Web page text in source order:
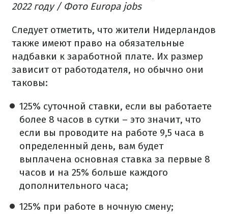
2022 году / Фото Europa jobs
Следует отметить, что жители Нидерландов
также имеют право на обязательные
надбавки к заработной плате. Их размер
зависит от работодателя, но обычно они
таковы:
125% суточной ставки, если вы работаете
более 8 часов в сутки – это значит, что
если вы проводите на работе 9,5 часа в
определенный день, вам будет
выплачена основная ставка за первые 8
часов и на 25% больше каждого
дополнительного часа;
125% при работе в ночную смену;